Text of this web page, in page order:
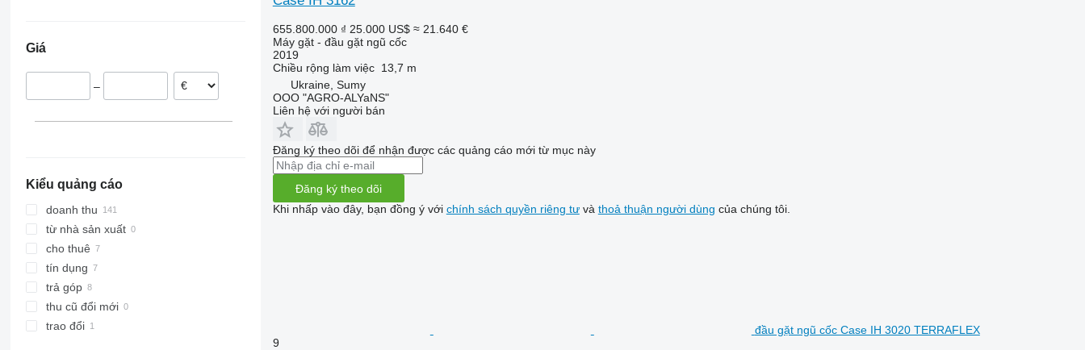
Áo
Pháp
Giá
–
Kiểu quảng cáo
doanh thu
từ nhà sản xuất
cho thuê
tín dụng
trả góp
thu cũ đổi mới
trao đổi
655.800.000 ₫ 25.000 US$ ≈ 21.640 €
Máy gặt - đầu gặt ngũ cốc
2019
Chiều rộng làm việc 13,7 m
Ukraine, Sumy
OOO "AGRO-ALYaNS"
Liên hệ với người bán
Đăng ký theo dõi để nhận được các quảng cáo mới từ mục này
Đăng ký theo dõi
Khi nhấp vào đây, bạn đồng ý với chính sách quyền riêng tưvà thoả thuận người dùng của chúng tôi.
đầu gặt ngũ cốc Case IH 3020 TERRAFLEX
9